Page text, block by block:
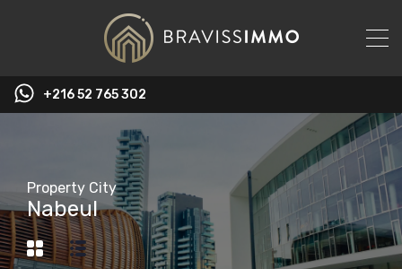
‭+216 52 765 302‬
Property City
Nabeul